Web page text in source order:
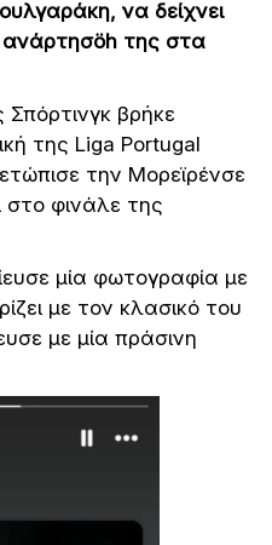
να δείχνει
της στα
Σπόρτινγκ βρήκε
της Liga Portugal
την Μορεϊρένσε
στο φινάλε της
μία φωτογραφία με
με τον κλασικό του
με μία πράσινη